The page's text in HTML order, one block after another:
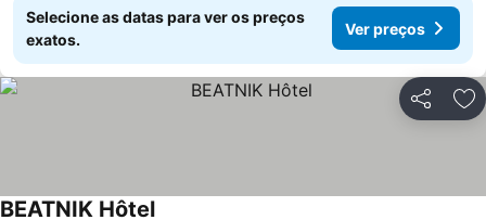
Selecione as datas para ver os preços
exatos.
Ver preços
Partilhar
BEATNIK Hôtel